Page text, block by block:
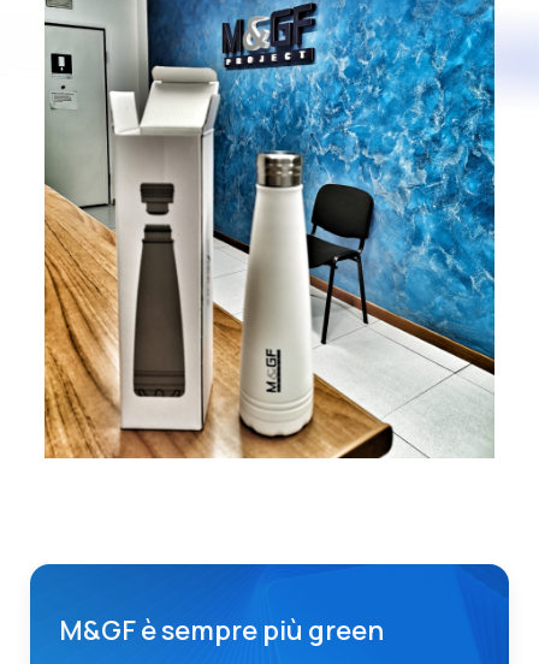
M&GF è sempre più green